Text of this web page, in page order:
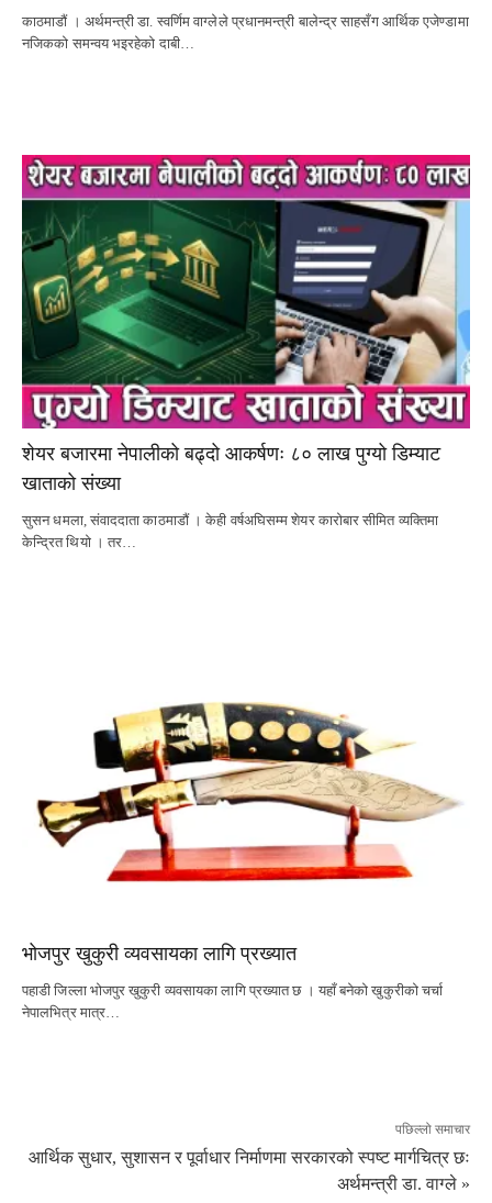
काठमाडौं । अर्थमन्त्री डा. स्वर्णिम वाग्लेले प्रधानमन्त्री बालेन्द्र साहसँग आर्थिक एजेण्डामा
नजिकको समन्वय भइरहेको दाबी…
शेयर बजारमा नेपालीको बढ्दो आकर्षणः ८० लाख पुग्यो डिम्याट
खाताको संख्या
सुसन धमला, संवाददाता काठमाडौं । केही वर्षअघिसम्म शेयर कारोबार सीमित व्यक्तिमा
केन्द्रित थियो । तर…
भोजपुर खुकुरी व्यवसायका लागि प्रख्यात
पहाडी जिल्ला भोजपुर खुकुरी व्यवसायका लागि प्रख्यात छ । यहाँ बनेको खुकुरीको चर्चा
नेपालभित्र मात्र…
पछिल्लो समाचार
आर्थिक सुधार, सुशासन र पूर्वाधार निर्माणमा सरकारको स्पष्ट मार्गचित्र छः
अर्थमन्त्री डा. वाग्ले »